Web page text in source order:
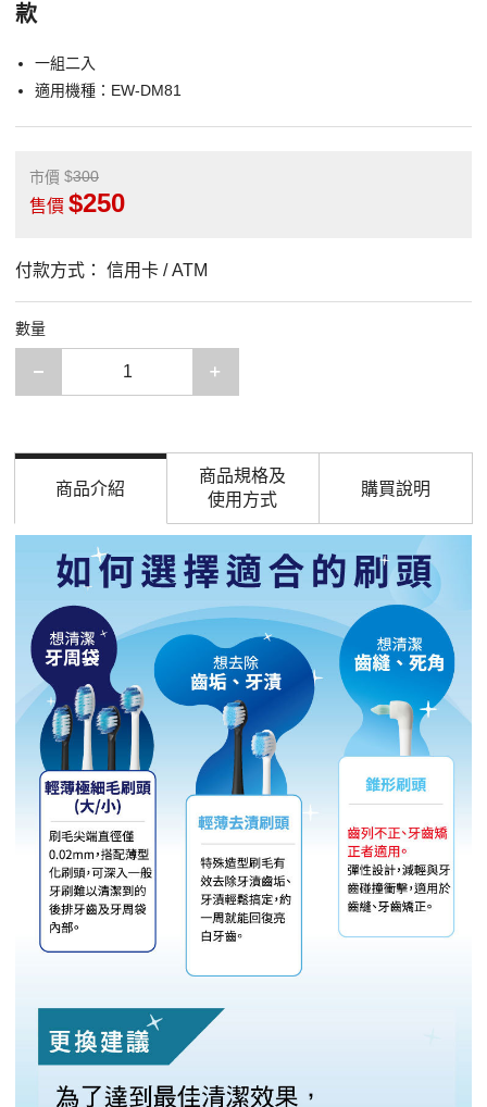
款
一組二入
適用機種：EW-DM81
市價 300
售價 250
付款方式： 信用卡 / ATM
數量
減少一項
商品介紹
商品規格及
使用方式
購買說明